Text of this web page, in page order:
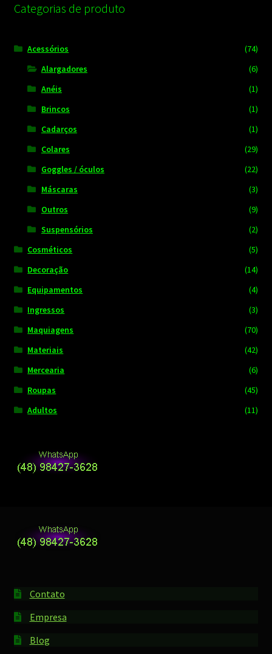
Categorias de produto
Acessórios
(74)
Alargadores
(6)
Anéis
(1)
Brincos
(1)
Cadarços
(1)
Colares
(29)
Goggles / óculos
(22)
Máscaras
(3)
Outros
(9)
Suspensórios
(2)
Cosméticos
(5)
Decoração
(14)
Equipamentos
(4)
Ingressos
(3)
Maquiagens
(70)
Materiais
(42)
Mercearia
(6)
Roupas
(45)
Adultos
(11)
Contato
Empresa
Blog